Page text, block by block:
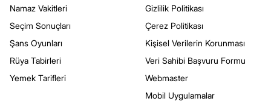
Namaz Vakitleri
Seçim Sonuçları
Şans Oyunları
Rüya Tabirleri
Yemek Tarifleri
Gizlilik Politikası
Çerez Politikası
Kişisel Verilerin Korunması
Veri Sahibi Başvuru Formu
Webmaster
Mobil Uygulamalar